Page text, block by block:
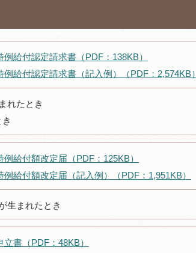
例給付認定請求書（PDF：138KB）
例給付認定請求書（記入例）（PDF：2,574KB）
れたとき
例給付額改定届（PDF：125KB）
例給付額改定届（記入例）（PDF：1,951KB）
生まれたとき
立書（PDF：48KB）